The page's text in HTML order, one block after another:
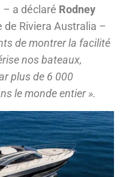
– a déclaré Rodney
de Riviera Australia –
de montrer la facilité
nos bateaux,
plus de 6 000
le monde entier ».